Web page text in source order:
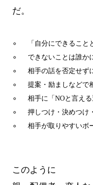
だ。
「自分にできること
できないことは誰か
相手の話を否定せず
提案・励ましなどで
相手に「NOと言える
押しつけ・決めつけ
相手が取りやすいボ
このように